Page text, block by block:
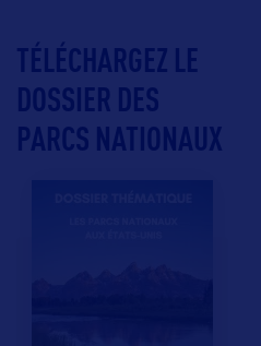
TÉLÉCHARGEZ LE
DOSSIER DES
PARCS NATIONAUX